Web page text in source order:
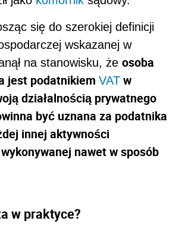
w praktyce?
podejścia
przez Trybunał
automatyczne
czynności
VAT, na te które wykonywane
nawet dojść do wniosku, że
tezy mogą mieć również